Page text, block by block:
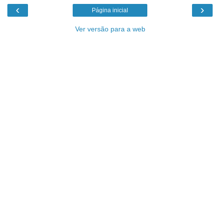
‹ ›
Página inicial
Ver versão para a web